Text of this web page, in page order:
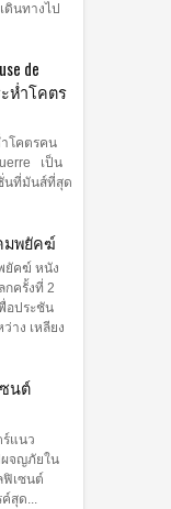
ดินทางไป
de
ห่ำโคตร
ำโคตรคน
เป็น
นที่มันส์ที่สุด
มพยัคฆ์
ยัคฆ์ หนัง
กครั้งที่ 2
อประชัน
าง เหลียง
ซนต์
แนว
จญภัยใน
ฟิเซนต์
สุด...